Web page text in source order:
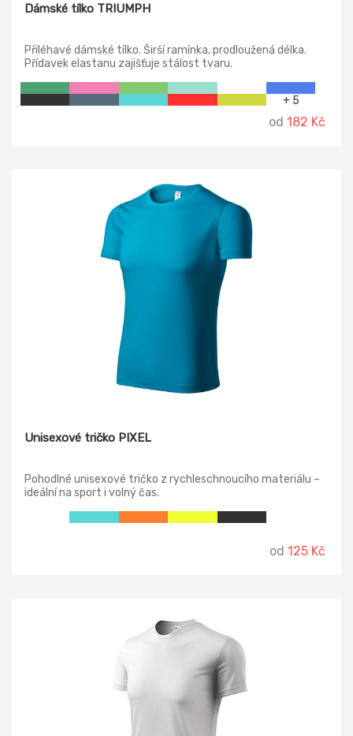
Dámské tílko TRIUMPH
Přiléhavé dámské tílko. Širší ramínka, prodloužená délka.
Přídavek elastanu zajišťuje stálost tvaru.
+ 5
od 182 Kč
Unisexové tričko PIXEL
Pohodlné unisexové tričko z rychleschnoucího materiálu –
ideální na sport i volný čas.
od 125 Kč